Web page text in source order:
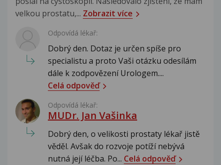
velkou prostatu,... Zobrazit více
Odpovídá lékař:
Dobrý den. Dotaz je určen spíše pro
specialistu a proto Vaši otázku odesílám
dále k zodpovězení Urologem....
Celá odpověď
Odpovídá lékař:
MUDr. Jan Vašinka
Dobrý den, o velikosti prostaty lékař jistě
věděl. Avšak do rozvoje potíží nebývá
nutná její léčba. Po... Celá odpověď